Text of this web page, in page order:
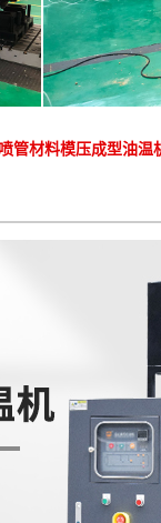
管材料模压成型油温